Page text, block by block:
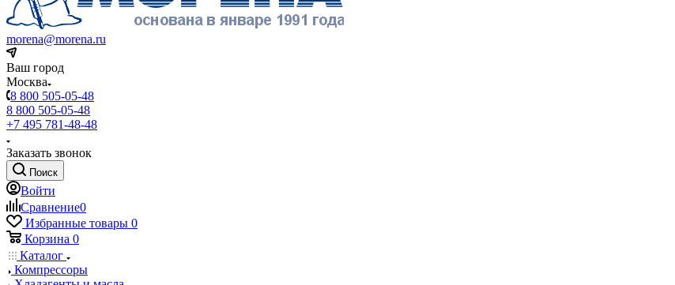
morena@morena.ru
Ваш город
Москва
8 800 505-05-48
8 800 505-05-48
+7 495 781-48-48
Заказать звонок
Поиск
Войти
Сравнение0
Избранные товары 0
Корзина 0
Каталог
Компрессоры